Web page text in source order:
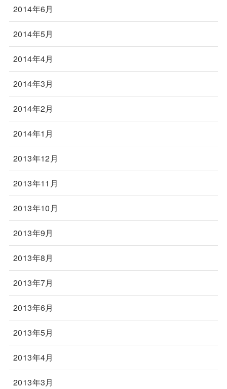
2014年6月
2014年5月
2014年4月
2014年3月
2014年2月
2014年1月
2013年12月
2013年11月
2013年10月
2013年9月
2013年8月
2013年7月
2013年6月
2013年5月
2013年4月
2013年3月